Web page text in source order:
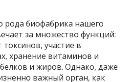
рода биофабрика нашего
за множество функций:
участие в
хранение витаминов и
и жиров. Однако, даже
важный орган, как